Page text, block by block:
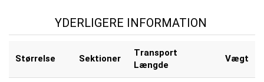
YDERLIGERE INFORMATION
Størrelse Sektioner
Transport
Længde
Vægt